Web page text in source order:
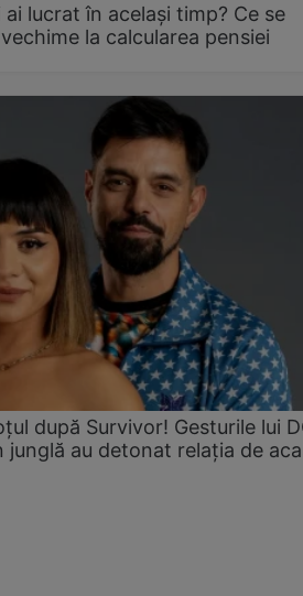
lucrat în același timp? Ce se
la calcularea pensiei
după Survivor! Gesturile lui
junglă au detonat relația de